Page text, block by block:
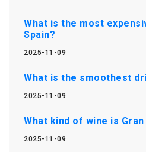
What is the most
Spain?
2025-11-09
What is the smoothest
2025-11-09
What kind of wine is
2025-11-09